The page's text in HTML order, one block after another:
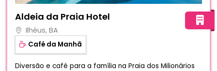
Aldeia da Praia Hotel
Ilhéus, BA
Café da Manhã
Diversão e café para a família na Praia dos Milionários